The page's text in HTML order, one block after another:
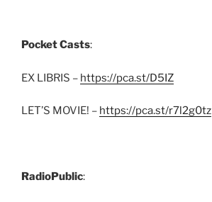
Pocket Casts:
EX LIBRIS – https://pca.st/D5IZ
LET’S MOVIE! – https://pca.st/r7l2g0tz
RadioPublic: